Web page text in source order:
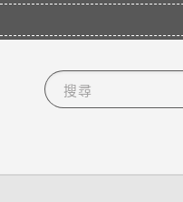
搜尋